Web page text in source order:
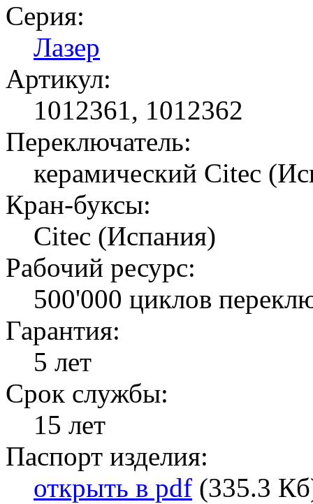
Серия:
Лазер
Артикул:
1012361, 1012362
Переключатель:
керамический Citec
Кран-буксы:
Citec (Испания)
Рабочий ресурс:
500'000 циклов
Гарантия:
5 лет
Срок службы:
15 лет
Паспорт изделия:
открыть в pdf (335.3